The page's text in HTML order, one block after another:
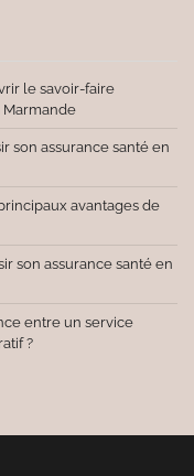
le savoir-faire
son assurance santé en
avantages de
son assurance santé en
entre un service
?